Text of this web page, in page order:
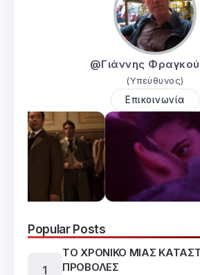
@Γιάννης
(Υπεύθυνος)
Επικοινωνία
Popular Posts
ΤΟ ΧΡΟΝΙΚΟ ΜΙΑΣ
ΠΡΟΒΟΛΕΣ